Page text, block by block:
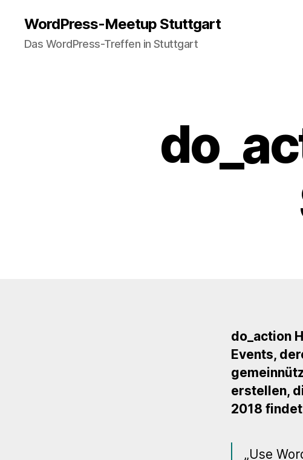
WordPress-Meetup Stuttgart
Das WordPress-Treffen in Stuttgart
do_action
Events,
erstellen,
2018
„Use